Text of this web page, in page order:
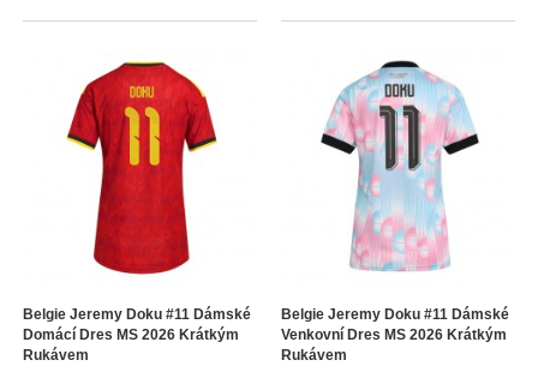
Belgie Jeremy Doku #11 Dámské
Domácí Dres MS 2026 Krátkým
Rukávem
Belgie Jeremy Doku #11 Dámské
Venkovní Dres MS 2026 Krátkým
Rukávem